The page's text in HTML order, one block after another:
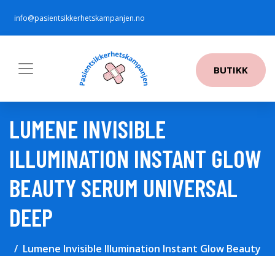
info@pasientsikkerhetskampanjen.no
BUTIKK
LUMENE INVISIBLE
ILLUMINATION INSTANT GLOW
BEAUTY SERUM UNIVERSAL
DEEP
Lumene Invisible Illumination Instant Glow Beauty